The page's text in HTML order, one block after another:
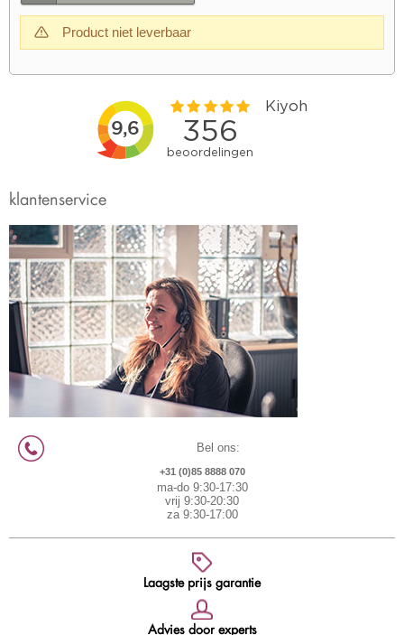
Product niet leverbaar
klantenservice
Bel ons:
+31 (0)85 8888 070
ma-do 9:30-17:30
vrij 9:30-20:30
za 9:30-17:00
Laagste prijs garantie
Advies door experts